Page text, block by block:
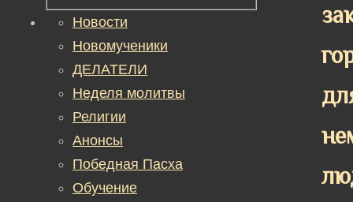
Новости
Новомученики
ДЕЛАТЕЛИ
Неделя молитвы
Религии
Анонсы
Победная Пасха
Обучение